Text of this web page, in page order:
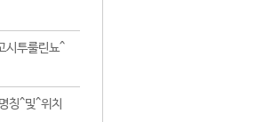
시투룰린뇨^
칭^및^위치